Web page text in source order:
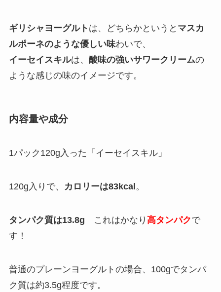
ギリシャヨーグルト は、どちらかというと マスカ
ルポーネのような優しい味わいで、
イーセイスキルは、 酸味の強いサワークリームの
ような感じの味のイメージです。
内容量や成分
1パック120g入った「イーセイスキル」
120g入りで、 カロリーは83kcal 。
タンパク質は13.8g これはかなり 高タンパクで
す！
普通のプレーンヨーグルトの場合、100gでタンパ
ク質は約3.5g程度です。